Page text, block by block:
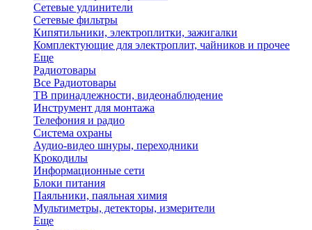
Сетевые удлинители
Сетевые фильтры
Кипятильники, электроплитки, зажигалки
Комплектующие для электроплит, чайников и прочее
Еще
Радиотовары
Все Радиотовары
ТВ принадлежности, видеонаблюдение
Инструмент для монтажа
Телефония и радио
Система охраны
Аудио-видео шнуры, переходники
Крокодилы
Информационные сети
Блоки питания
Паяльники, паяльная химия
Мультиметры, детекторы, измерители
Еще